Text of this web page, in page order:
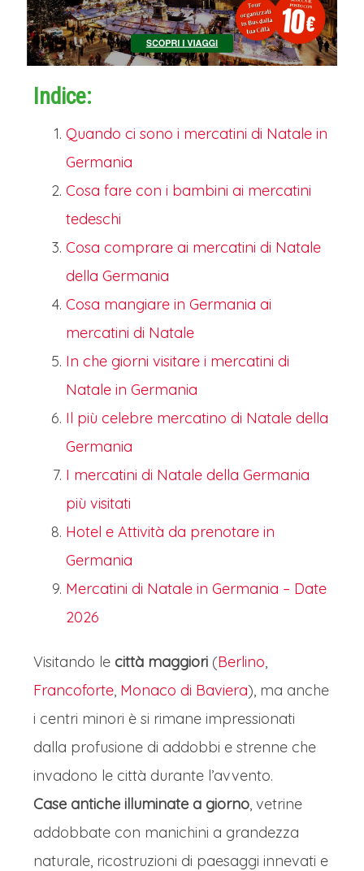
Indice:
Quando ci sono i mercatini di Natale in
Germania
Cosa fare con i bambini ai mercatini
tedeschi
Cosa comprare ai mercatini di Natale
della Germania
Cosa mangiare in Germania ai
mercatini di Natale
In che giorni visitare i mercatini di
Natale in Germania
Il più celebre mercatino di Natale della
Germania
I mercatini di Natale della Germania
più visitati
Hotel e Attività da prenotare in
Germania
Mercatini di Natale in Germania – Date
2026
Visitando le città maggiori (Berlino,
Francoforte, Monaco di Baviera), ma anche
i centri minori è si rimane impressionati
dalla profusione di addobbi e strenne che
invadono le città durante l’avvento.
Case antiche illuminate a giorno, vetrine
addobbate con manichini a grandezza
naturale, ricostruzioni di paesaggi innevati e